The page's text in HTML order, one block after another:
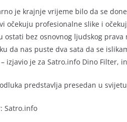
je krajnje vrijeme bilo da se
očekuju profesionalne slike i
ostati bez osnovnog ljudskog
da nas puste dva sata da se
– izjavio je za Satro.info Dino Filter,
predstavlja presedan u
Satro.info